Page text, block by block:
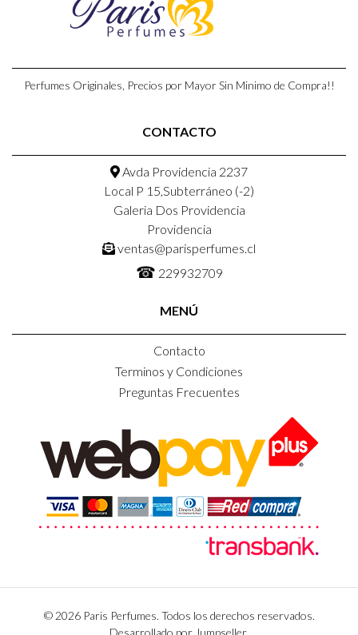
Perfumes Originales, Precios por Mayor Sin Minimo de Compra!!
CONTACTO
Avda Providencia 2237
Local P 15,Subterráneo (-2)
Galeria Dos Providencia
Providencia
ventas@parisperfumes.cl
☎ 229932709
MENÚ
Contacto
Terminos y Condiciones
Preguntas Frecuentes
© 2026 Paris Perfumes. Todos los derechos reservados.
Desarrollado por Jumpseller.